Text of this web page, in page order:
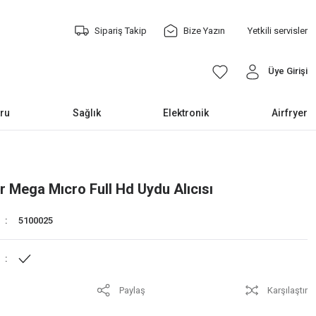
Sipariş Takip Bize Yazın Yetkili servisler
Üye Girişi
Sağlık Elektronik Airfryer
Mıcro Full Hd Uydu Alıcısı
5100025
Paylaş Karşılaştır